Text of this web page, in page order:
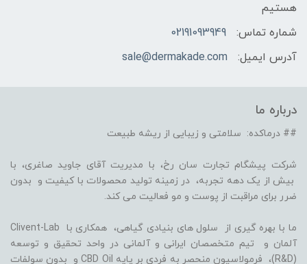
هستیم
شماره تماس:
02191093949
آدرس ایمیل:
sale@dermakade.com
درباره ما
## درماکده: سلامتی و زیبایی از ریشه طبیعت
شرکت پیشگام تجارت سان رخ، با مدیریت آقای جاوید صاغری، با
بیش از یک دهه تجربه، در زمینه تولید محصولات با کیفیت و بدون
ضرر برای مراقبت از پوست و مو فعالیت می کند.
ما با بهره گیری از سلول های بنیادی گیاهی، همکاری با Clivent-Lab
آلمان و تیم متخصصان ایرانی و آلمانی در واحد تحقیق و توسعه
(R&D)، فرمولاسیون منحصر به فردی بر پایه CBD Oil و بدون سولفات